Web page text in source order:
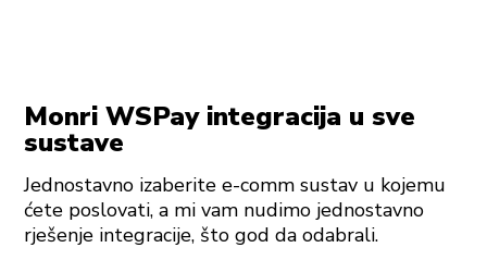
Monri WSPay integracija u sve
sustave
Jednostavno izaberite e-comm sustav u kojemu
ćete poslovati, a mi vam nudimo jednostavno
rješenje integracije, što god da odabrali.